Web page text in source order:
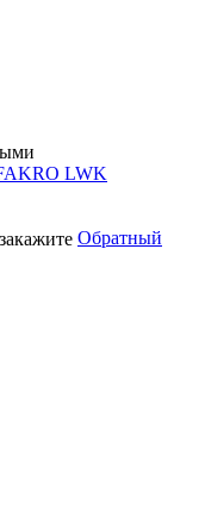
LWK
Обратный